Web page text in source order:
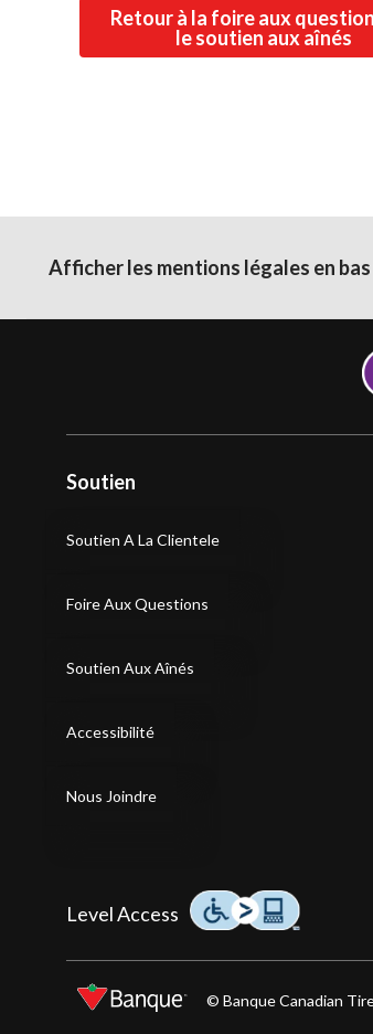
Retour à la foire aux
le soutien aux aînés
Afficher les mentions légales en
Soutien
Soutien A La Clientele
Foire Aux Questions
Soutien Aux Aînés
Accessibilité
Nous Joindre
Level Access
Cliquez sur cette icône pour en
© Banque Canadian